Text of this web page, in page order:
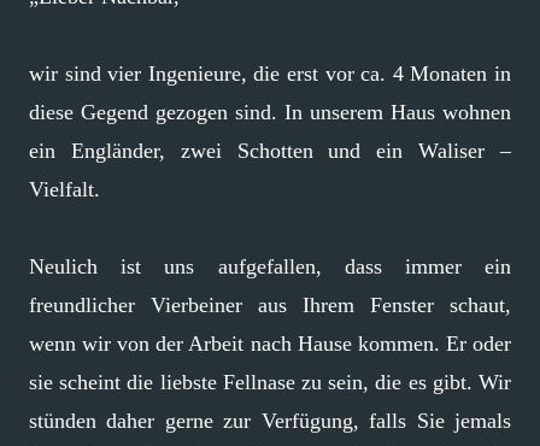
wir sind vier Ingenieure, die erst vor ca. 4 Monaten in
diese Gegend gezogen sind. In unserem Haus wohnen
ein Engländer, zwei Schotten und ein Waliser –
Vielfalt.
Neulich ist uns aufgefallen, dass immer ein
freundlicher Vierbeiner aus Ihrem Fenster schaut,
wenn wir von der Arbeit nach Hause kommen. Er oder
sie scheint die liebste Fellnase zu sein, die es gibt. Wir
stünden daher gerne zur Verfügung, falls Sie jemals